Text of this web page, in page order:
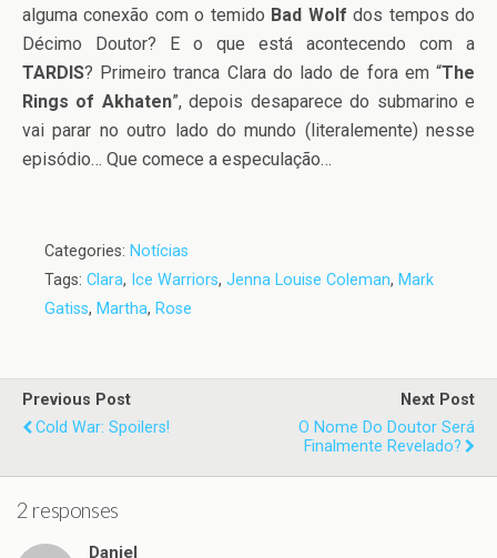
alguma conexão com o temido Bad Wolf dos tempos do
Décimo Doutor? E o que está acontecendo com a
TARDIS? Primeiro tranca Clara do lado de fora em “The
Rings of Akhaten”, depois desaparece do submarino e
vai parar no outro lado do mundo (literalemente) nesse
episódio… Que comece a especulação…
Categories: Notícias
Tags: Clara, Ice Warriors, Jenna Louise Coleman, Mark
Gatiss, Martha, Rose
Previous Post
Cold War: Spoilers!
Next Post
O Nome Do Doutor Será
Finalmente Revelado?
2 responses
Daniel